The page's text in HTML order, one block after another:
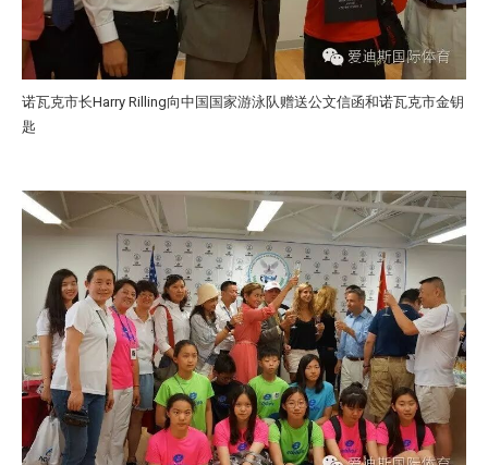
诺瓦克市长Harry Rilling向中国国家游泳队赠送公文信函和诺瓦克市金钥
匙